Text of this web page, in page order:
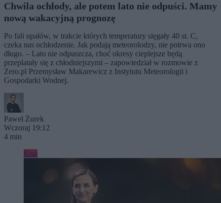
Chwila ochłody, ale potem lato nie odpuści. Mamy
nową wakacyjną prognozę
Po fali upałów, w trakcie których temperatury sięgały 40 st. C,
czeka nas ochłodzenie. Jak podają meteorolodzy, nie potrwa ono
długo. – Lato nie odpuszcza, choć okresy cieplejsze będą
przeplatały się z chłodniejszymi – zapowiedział w rozmowie z
Zero.pl Przemysław Makarewicz z Instytutu Meteorologii i
Gospodarki Wodnej.
Paweł Żurek
Wczoraj 19:12
4 min
Kraj